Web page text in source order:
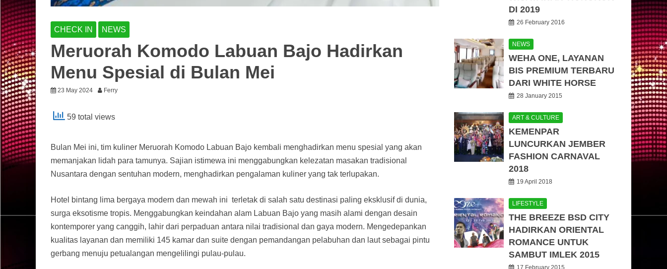
CHECK IN NEWS
Meruorah Komodo Labuan Bajo Hadirkan
Menu Spesial di Bulan Mei
23 May 2024 Ferry
59 total views
Bulan Mei ini, tim kuliner Meruorah Komodo Labuan Bajo kembali menghadirkan menu spesial yang akan
memanjakan lidah para tamunya. Sajian istimewa ini menggabungkan kelezatan masakan tradisional
Nusantara dengan sentuhan modern, menghadirkan pengalaman kuliner yang tak terlupakan.
Hotel bintang lima bergaya modern dan mewah ini terletak di salah satu destinasi paling eksklusif di dunia,
surga eksotisme tropis. Menggabungkan keindahan alam Labuan Bajo yang masih alami dengan desain
kontemporer yang canggih, lahir dari perpaduan antara nilai tradisional dan gaya modern. Mengedepankan
kualitas layanan dan memiliki 145 kamar dan suite dengan pemandangan pelabuhan dan laut sebagai pintu
gerbang menuju petualangan mengelilingi pulau-pulau.
DI 2019
26 February 2016
NEWS
WEHA ONE, LAYANAN
BIS PREMIUM TERBARU
DARI WHITE HORSE
28 January 2015
ART & CULTURE
KEMENPAR
LUNCURKAN JEMBER
FASHION CARNAVAL
2018
19 April 2018
LIFESTYLE
THE BREEZE BSD CITY
HADIRKAN ORIENTAL
ROMANCE UNTUK
SAMBUT IMLEK 2015
17 February 2015